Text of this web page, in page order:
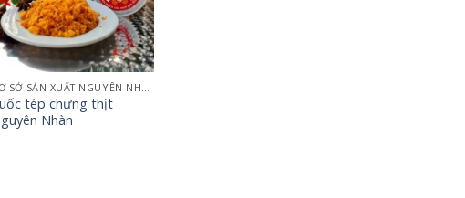
+
CƠ SỞ SẢN XUẤT NGUYÊN NHÀN
tép chưng thịt
Nhàn